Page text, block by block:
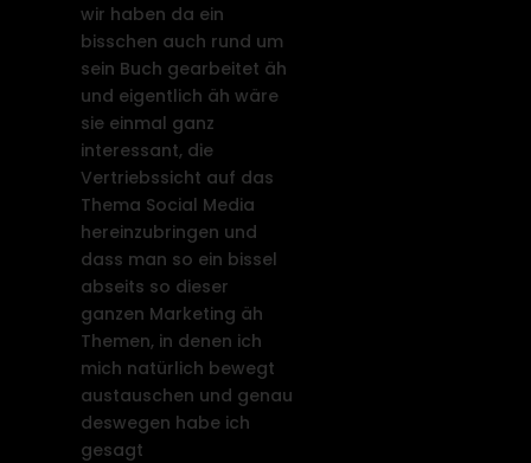
wir haben da ein
bisschen auch rund um
sein Buch gearbeitet äh
und eigentlich äh wäre
sie einmal ganz
interessant, die
Vertriebssicht auf das
Thema Social Media
hereinzubringen und
dass man so ein bissel
abseits so dieser
ganzen Marketing äh
Themen, in denen ich
mich natürlich bewegt
austauschen und genau
deswegen habe ich
gesagt